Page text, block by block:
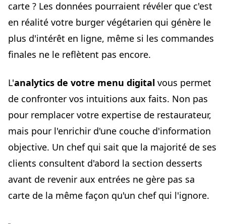
carte ? Les données pourraient révéler que c'est
en réalité votre burger végétarien qui génère le
plus d'intérêt en ligne, même si les commandes
finales ne le reflètent pas encore.
L'analytics de votre menu digital vous permet
de confronter vos intuitions aux faits. Non pas
pour remplacer votre expertise de restaurateur,
mais pour l'enrichir d'une couche d'information
objective. Un chef qui sait que la majorité de ses
clients consultent d'abord la section desserts
avant de revenir aux entrées ne gère pas sa
carte de la même façon qu'un chef qui l'ignore.